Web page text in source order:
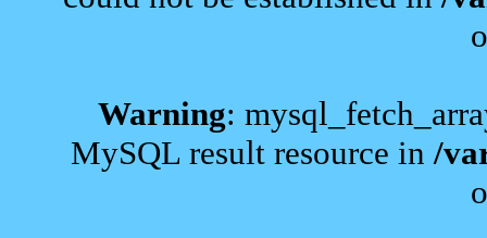
Warning:
MySQL result resource in /